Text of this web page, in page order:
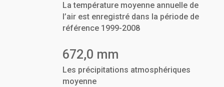
La température moyenne annuelle de
l’air est enregistré dans la période de
référence 1999-2008
672,0 mm
Les précipitations atmosphériques
moyenne